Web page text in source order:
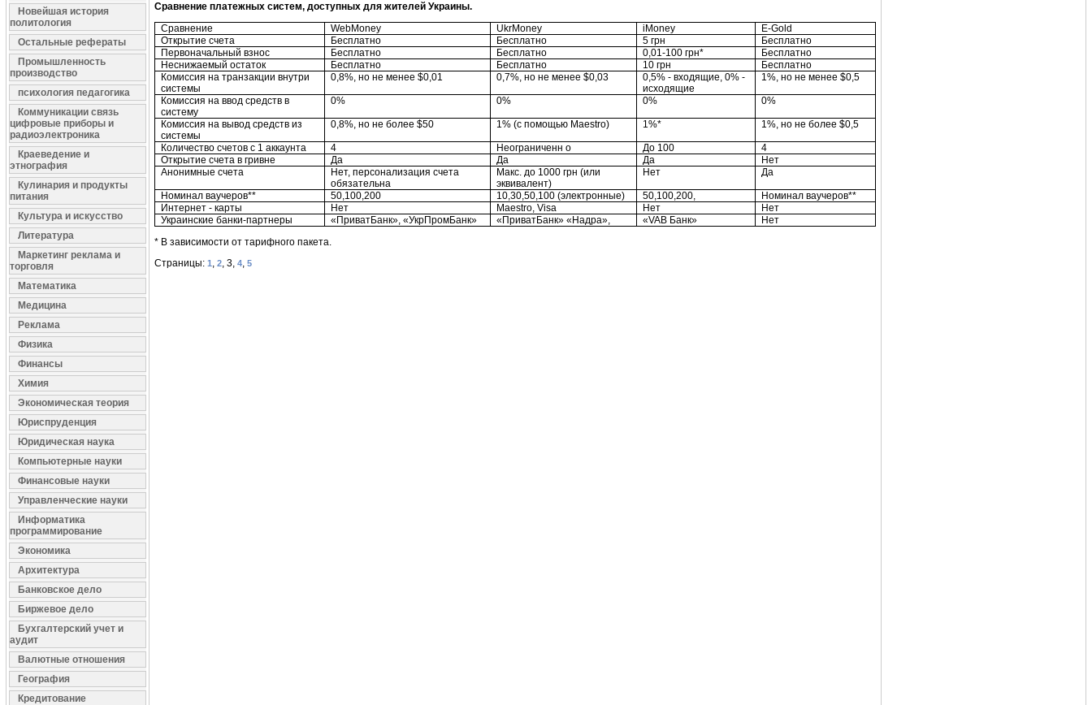
Новейшая история
политология
Остальные рефераты
Промышленность
производство
психология педагогика
Коммуникации связь
цифровые приборы и
радиоэлектроника
Краеведение и
этнография
Кулинария и продукты
питания
Культура и искусство
Литература
Маркетинг реклама и
торговля
Математика
Медицина
Реклама
Физика
Финансы
Химия
Экономическая теория
Юриспруденция
Юридическая наука
Компьютерные науки
Финансовые науки
Управленческие науки
Информатика
программирование
Экономика
Архитектура
Банковское дело
Биржевое дело
Бухгалтерский учет и
аудит
Валютные отношения
География
Кредитование
Сравнение платежных систем, доступных для жителей Украины.
Сравнение
WebMoney UkrMoney iMoney
E-Gold
Открытие счета
Бесплатно Бесплатно 5 грн
Бесплатно
Первоначальный взнос
Бесплатно Бесплатно 0,01-100 грн*
Бесплатно
Неснижаемый остаток
Бесплатно Бесплатно 10 грн
Бесплатно
Комиссия на транзакции внутри
системы
0,8%, но не менее $0,01 0,7%, но не менее $0,03
0,5% - входящие, 0% -
исходящие
1%, но не менее $0,5
Комиссия на ввод средств в
систему
0% 0% 0% 0%
Комиссия на вывод средств из
системы
0,8%, но не более $50 1% (с помощью Maestro) 1%* 1%, но не более $0,5
Количество счетов с 1 аккаунта 4 Неограниченн о До 100
4
Открытие счета в гривне
Да Да Да
Нет
Анонимные счета
Нет, персонализация счета
обязательна
Макс. до 1000 грн (или
эквивалент)
Нет Да
Номинал ваучеров** 50,100,200 10,30,50,100 (электронные) 50,100,200,
Номинал ваучеров**
Интернет - карты
Нет Maestro, Visa Нет
Нет
Украинские банки-партнеры
«ПриватБанк», «УкрПромБанк» «ПриватБанк» «Надра», «VAB Банк»
Нет
* В зависимости от тарифного пакета.
Страницы: 1, 2, 3, 4, 5